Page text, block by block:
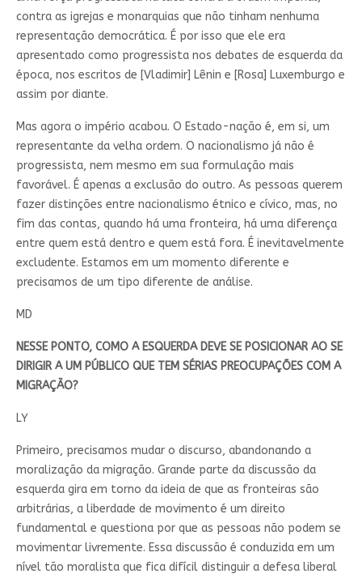
contra as igrejas e monarquias que não tinham nenhuma
representação democrática. É por isso que ele era
apresentado como progressista nos debates de esquerda da
época, nos escritos de [Vladimir] Lênin e [Rosa] Luxemburgo e
assim por diante.
Mas agora o império acabou. O Estado-nação é, em si, um
representante da velha ordem. O nacionalismo já não é
progressista, nem mesmo em sua formulação mais
favorável. É apenas a exclusão do outro. As pessoas querem
fazer distinções entre nacionalismo étnico e cívico, mas, no
fim das contas, quando há uma fronteira, há uma diferença
entre quem está dentro e quem está fora. É inevitavelmente
excludente. Estamos em um momento diferente e
precisamos de um tipo diferente de análise.
MD
NESSE PONTO, COMO A ESQUERDA DEVE SE POSICIONAR AO SE
DIRIGIR A UM PÚBLICO QUE TEM SÉRIAS PREOCUPAÇÕES COM A
MIGRAÇÃO?
LY
Primeiro, precisamos mudar o discurso, abandonando a
moralização da migração. Grande parte da discussão da
esquerda gira em torno da ideia de que as fronteiras são
arbitrárias, a liberdade de movimento é um direito
fundamental e questiona por que as pessoas não podem se
movimentar livremente. Essa discussão é conduzida em um
nível tão moralista que fica difícil distinguir a defesa liberal